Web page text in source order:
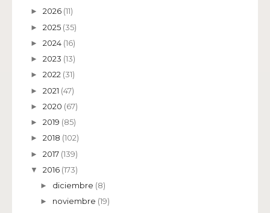
► 2026 (11)
► 2025 (35)
► 2024 (16)
► 2023 (13)
► 2022 (31)
► 2021 (47)
► 2020 (67)
► 2019 (85)
► 2018 (102)
► 2017 (139)
▼ 2016 (173)
► diciembre (8)
► noviembre (19)